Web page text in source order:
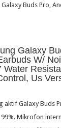
Buds Pro,
Galaxy
W/
Water
Us
aktif Galaxy Buds
Mikrofon